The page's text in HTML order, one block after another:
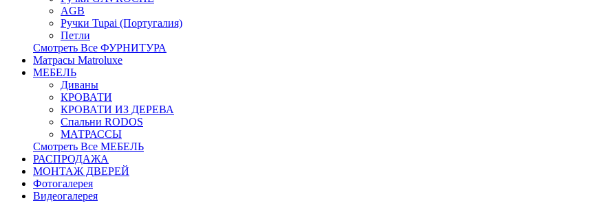
AGB
Ручки Tupai (Португалия)
Петли
Смотреть Все ФУРНИТУРА
Матрасы Matroluxe
МЕБЕЛЬ
Диваны
КРОВАТИ
КРОВАТИ ИЗ ДЕРЕВА
Спальни RODOS
МАТРАССЫ
Смотреть Все МЕБЕЛЬ
РАСПРОДАЖА
МОНТАЖ ДВЕРЕЙ
Фотогалерея
Видеогалерея